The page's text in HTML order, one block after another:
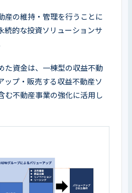
産の維持・管理を行うことに
続的な投資ソリューションサ
た資金は、一棟型の収益不動
ップ・販売する収益不動産ソ
む不動産事業の強化に活用し